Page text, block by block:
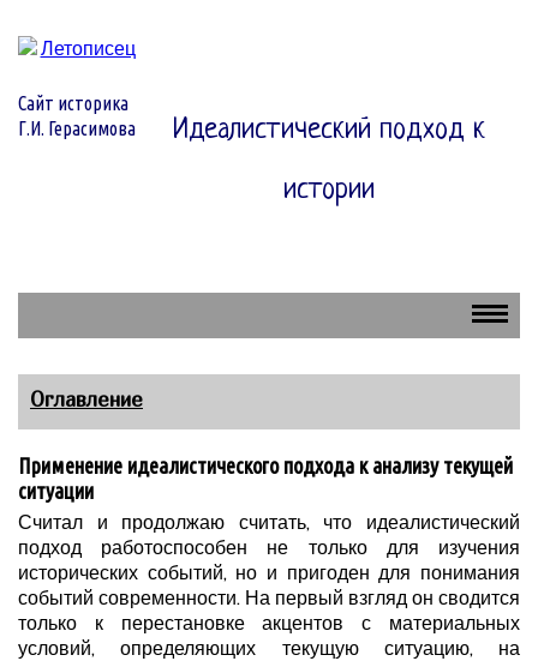
Сайт историка
Г.И. Герасимова
Идеалистический подход к
истории
Применение идеалистического подхода к анализу текущей
ситуации
Считал и продолжаю считать, что идеалистический
подход работоспособен не только для изучения
исторических событий, но и пригоден для понимания
событий современности. На первый взгляд он сводится
только к перестановке акцентов с материальных
условий, определяющих текущую ситуацию, на
Оглавление